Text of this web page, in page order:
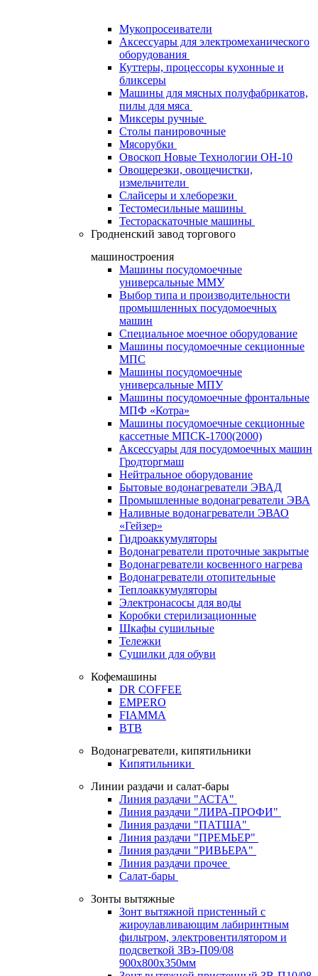
Мукопросеиватели
Аксессуары для электромеханического
оборудования
Куттеры, процессоры кухонные и
бликсеры
Машины для мясных полуфабрикатов,
пилы для мяса
Миксеры ручные
Столы панировочные
Мясорубки
Овоскоп Новые Технологии ОН-10
Овощерезки, овощечистки,
измельчители
Слайсеры и хлеборезки
Тестомесильные машины
Тестораскаточные машины
Гродненский завод торгового
машиностроения
Машины посудомоечные
универсальные ММУ
Выбор типа и производительности
промышленных посудомоечных
машин
Специальное моечное оборудование
Машины посудомоечные секционные
МПС
Машины посудомоечные
универсальные МПУ
Машины посудомоечные фронтальные
МПФ «Котра»
Машины посудомоечные секционные
кассетные МПСК-1700(2000)
Аксессуары для посудомоечных машин
Гродторгмаш
Нейтральное оборудование
Бытовые водонагреватели ЭВАД
Промышленные водонагреватели ЭВА
Наливные водонагреватели ЭВАО
«Гейзер»
Гидроаккумуляторы
Водонагреватели проточные закрытые
Водонагреватели косвенного нагрева
Водонагреватели отопительные
Теплоаккумуляторы
Электронасосы для воды
Коробки стерилизационные
Шкафы сушильные
Тележки
Сушилки для обуви
Кофемашины
DR COFFEE
EMPERO
FIAMMA
BTB
Водонагреватели, кипятильники
Кипятильники
Линии раздачи и салат-бары
Линия раздачи "АСТА"
Линия раздачи "ЛИРА-ПРОФИ"
Линия раздачи "ПАТША"
Линия раздачи "ПРЕМЬЕР"
Линия раздачи "РИВЬЕРА"
Линия раздачи прочее
Салат-бары
Зонты вытяжные
Зонт вытяжной пристенный с
жироулавливающим лабиринтным
фильтром, электровентилятором и
подсветкой ЗВэ-П09/08
900х800х350мм